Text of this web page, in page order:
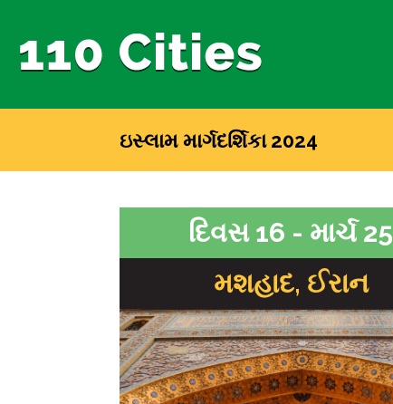
ઇસ્લામ માર્ગદર્શિકા 2024
દિવસ 16 - માર્ચ 25
મશહાદ, ઈરાન